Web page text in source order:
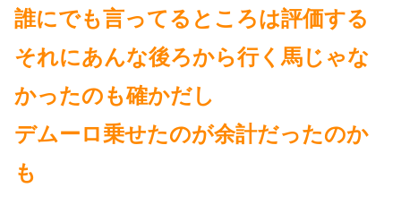
誰にでも言ってるところは評価する
それにあんな後ろから行く馬じゃな
かったのも確かだし
デムーロ乗せたのが余計だったのか
も